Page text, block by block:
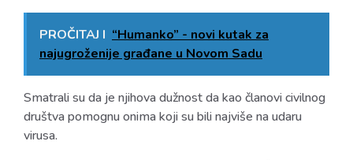
PROČITAJ I “Humanko” - novi kutak za
najugroženije građane u Novom Sadu
Smatrali su da je njihova dužnost da kao članovi civilnog
društva pomognu onima koji su bili najviše na udaru
virusa.